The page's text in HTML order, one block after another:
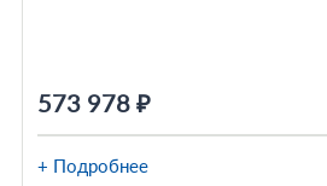
573 978 ₽
+ Подробнее